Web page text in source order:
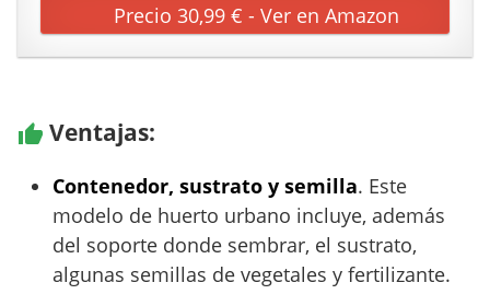
Precio 30,99 € - Ver en Amazon
Ventajas:
Contenedor, sustrato y semilla. Este
modelo de huerto urbano incluye, además
del soporte donde sembrar, el sustrato,
algunas semillas de vegetales y fertilizante.